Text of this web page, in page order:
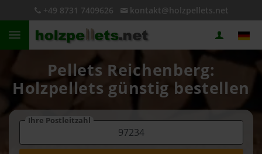
+49 8731 7409626 kontakt@holzpellets.net
Pellets Reichenberg:
Holzpellets günstig bestellen
Ihre Postleitzahl